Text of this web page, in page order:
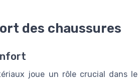
des chaussures
joue un rôle crucial dans le